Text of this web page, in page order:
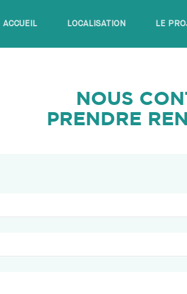
ACCUEIL LOCALISATION LE
NOUS
PRENDRE